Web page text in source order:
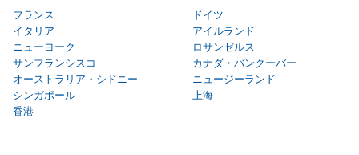
フランス
ドイツ
イタリア
アイルランド
ニューヨーク
ロサンゼルス
サンフランシスコ
カナダ・バンクーバー
オーストラリア・シドニー
ニュージーランド
シンガポール
上海
香港